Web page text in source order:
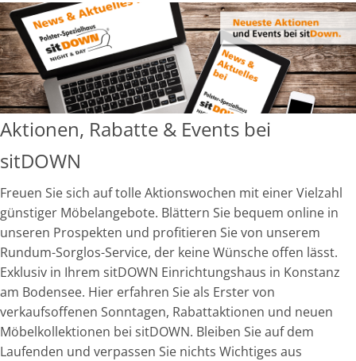
Aktionen, Rabatte & Events bei
sitDOWN
Freuen Sie sich auf tolle Aktionswochen mit einer Vielzahl
günstiger Möbelangebote. Blättern Sie bequem online in
unseren Prospekten und profitieren Sie von unserem
Rundum-Sorglos-Service, der keine Wünsche offen lässt.
Exklusiv in Ihrem sitDOWN Einrichtungshaus in Konstanz
am Bodensee. Hier erfahren Sie als Erster von
verkaufsoffenen Sonntagen, Rabattaktionen und neuen
Möbelkollektionen bei sitDOWN. Bleiben Sie auf dem
Laufenden und verpassen Sie nichts Wichtiges aus